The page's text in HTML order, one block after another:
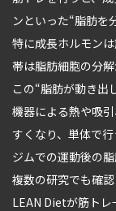
ンといった“脂肪を
特に成長ホルモン
帯は脂肪細胞の分解
この“脂肪が動き出
機器による熱や吸
すくなり、単体で
ジムでの運動後の
複数の研究でも確認
LEAN Dietが筋ト